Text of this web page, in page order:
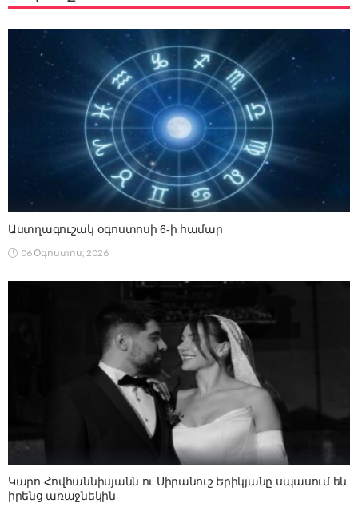
Աստղագուշակ օգոստոսի 6-ի համար
06 Օգոստոս, 2026
Կարո Հովհաննիսյանն ու Սիրանուշ Երիկյանը սպասում են
իրենց առաջնեկին